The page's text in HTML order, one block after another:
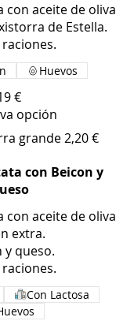
con aceite de oliva
de Estella.
€
Huevos
opción
grande2,20 €
con Beicon y
con aceite de oliva
extra.
y queso.
Con Lactosa